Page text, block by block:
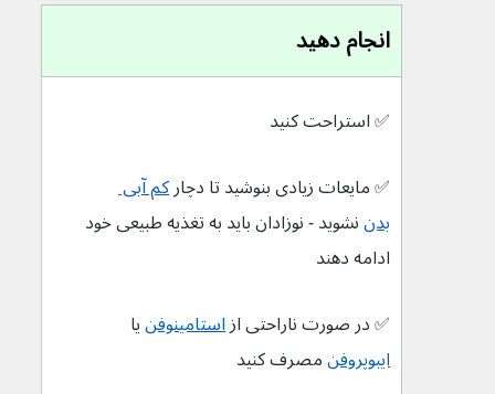
انجام دهید
✅ استراحت کنید
✅ مایعات زیادی بنوشید تا دچار کم آبی
بدن نشوید - نوزادان باید به تغذیه طبیعی خود
ادامه دهند
✅ در صورت ناراحتی از استامینوفن یا
ایبوپروفن مصرف کنید